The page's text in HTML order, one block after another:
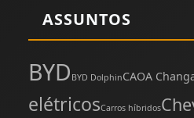
ASSUNTOS
BYD BYD DolphinCAOA
elétricosCarros híbridos